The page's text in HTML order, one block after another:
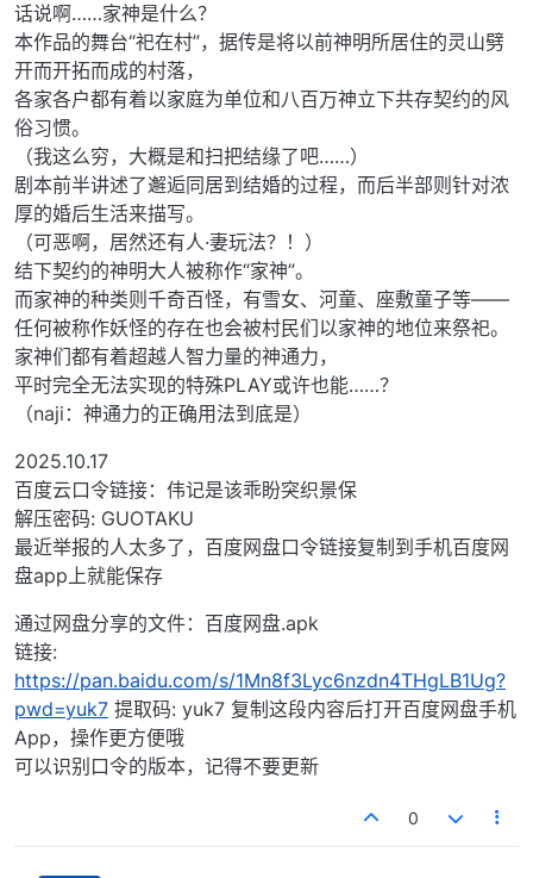
话说啊……家神是什么？
本作品的舞台“祀在村”，据传是将以前神明所居住的灵山劈
开而开拓而成的村落，
各家各户都有着以家庭为单位和八百万神立下共存契约的风
俗习惯。
（我这么穷，大概是和扫把结缘了吧……）
剧本前半讲述了邂逅同居到结婚的过程，而后半部则针对浓
厚的婚后生活来描写。
（可恶啊，居然还有人·妻玩法？！）
结下契约的神明大人被称作“家神”。
而家神的种类则千奇百怪，有雪女、河童、座敷童子等——
任何被称作妖怪的存在也会被村民们以家神的地位来祭祀。
家神们都有着超越人智力量的神通力，
平时完全无法实现的特殊PLAY或许也能……？
（naji：神通力的正确用法到底是）
2025.10.17
百度云口令链接：伟记是该乖盼突织景保
解压密码: GUOTAKU
最近举报的人太多了，百度网盘口令链接复制到手机百度网
盘app上就能保存
通过网盘分享的文件：百度网盘.apk
链接:
https://pan.baidu.com/s/1Mn8f3Lyc6nzdn4THgLB1Ug?
pwd=yuk7 提取码: yuk7 复制这段内容后打开百度网盘手机
App，操作更方便哦
可以识别口令的版本，记得不要更新
0